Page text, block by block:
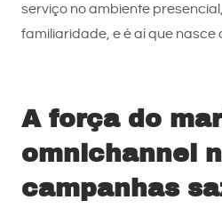
serviço no ambiente
familiaridade, e é aí que nasce
A força do
omnichannel
campanhas